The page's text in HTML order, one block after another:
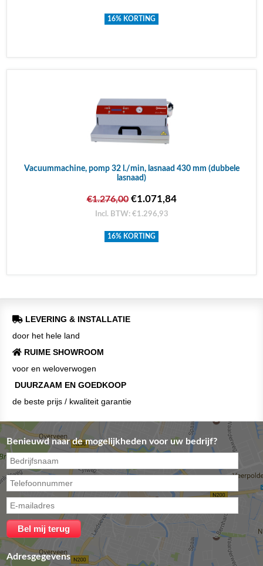
16% KORTING
Vacuummachine, pomp 32 l./min, lasnaad 430 mm (dubbele
lasnaad)
€1.276,00€1.071,84
Incl. BTW: €1.296,93
16% KORTING
LEVERING & INSTALLATIE
door het hele land
RUIME SHOWROOM
voor en weloverwogen
DUURZAAM EN GOEDKOOP
de beste prijs / kwaliteit garantie
Benieuwd naar de mogelijkheden voor uw bedrijf?
Adresgegevens